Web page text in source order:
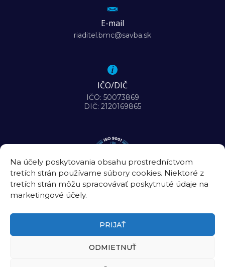
Na účely poskytovania obsahu prostredníctvom
tretích strán používame súbory cookies. Niektoré z
tretích strán môžu spracovávať poskytnuté údaje na
marketingové účely.
PRIJAŤ
ODMIETNUŤ
E-mail
riaditel.bmc@savba.sk
IČO/DIČ
IČO: 50073869
DIČ: 2120169865